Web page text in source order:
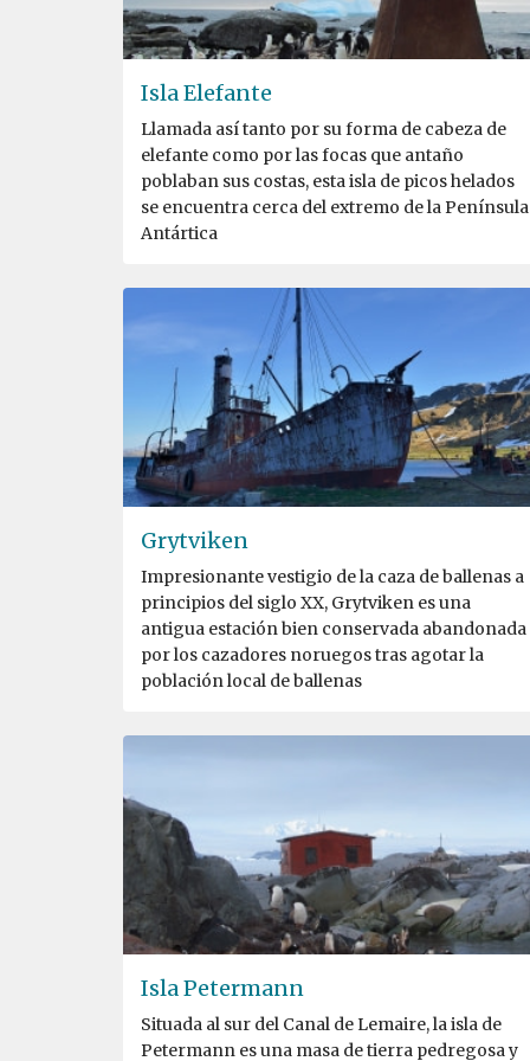
Isla Elefante
Llamada así tanto por su forma de cabeza de
elefante como por las focas que antaño
poblaban sus costas, esta isla de picos helados
se encuentra cerca del extremo de la Península
Antártica
Grytviken
Impresionante vestigio de la caza de ballenas a
principios del siglo XX, Grytviken es una
antigua estación bien conservada abandonada
por los cazadores noruegos tras agotar la
población local de ballenas
Isla Petermann
Situada al sur del Canal de Lemaire, la isla de
Petermann es una masa de tierra pedregosa y